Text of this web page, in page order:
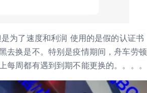
为了速度和利润 使用的是假的认证书
去换是不。特别是疫情期间，舟车劳顿
周都有遇到到期不能更换的。。。。